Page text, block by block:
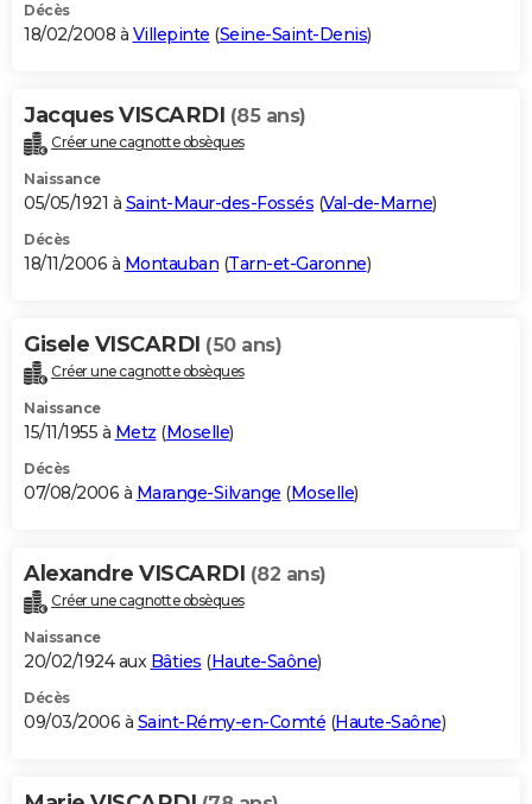
Décès
18/02/2008 à Villepinte (Seine-Saint-Denis)
Jacques VISCARDI (85 ans)
Créer une cagnotte obsèques
Naissance
05/05/1921 à Saint-Maur-des-Fossés (Val-de-Marne)
Décès
18/11/2006 à Montauban (Tarn-et-Garonne)
Gisele VISCARDI (50 ans)
Créer une cagnotte obsèques
Naissance
15/11/1955 à Metz (Moselle)
Décès
07/08/2006 à Marange-Silvange (Moselle)
Alexandre VISCARDI (82 ans)
Créer une cagnotte obsèques
Naissance
20/02/1924 aux Bâties (Haute-Saône)
Décès
09/03/2006 à Saint-Rémy-en-Comté (Haute-Saône)